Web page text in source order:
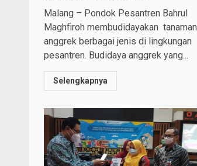
Malang – Pondok Pesantren Bahrul
Maghfiroh membudidayakan tanaman
anggrek berbagai jenis di lingkungan
pesantren. Budidaya anggrek yang...
Selengkapnya